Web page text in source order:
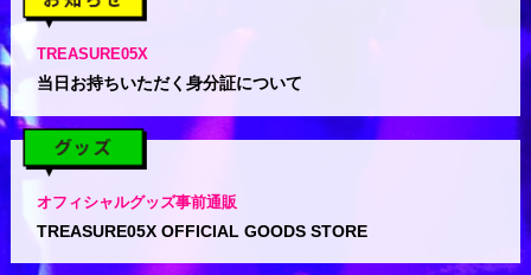
TREASURE05X
当日お持ちいただく身分証について
オフィシャルグッズ事前通販
TREASURE05X OFFICIAL GOODS STORE